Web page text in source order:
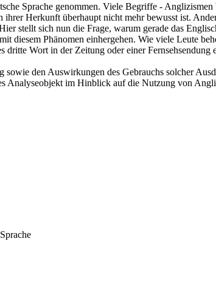
Sprache genommen. Viele Begriffe -
ihrer Herkunft überhaupt nicht mehr bewusst ist.
stellt sich nun die Frage, warum gerade das
diesem Phänomen einhergehen. Wie viele Leute
dritte Wort in der Zeitung oder einer Fernsehsendung
den Auswirkungen des Gebrauchs solcher
Analyseobjekt im Hinblick auf die Nutzung von